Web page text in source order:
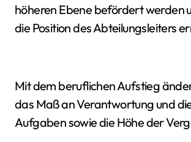
höheren Ebene befördert werden
die Position des Abteilungsleiters
Mit dem beruflichen Aufstieg
das Maß an Verantwortung und
Aufgaben sowie die Höhe der